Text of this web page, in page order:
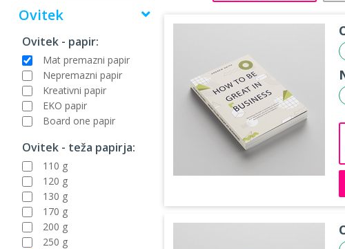
Ovitek
Ovitek - papir:
Mat premazni papir
Nepremazni papir
Kreativni papir
EKO papir
Board one papir
Ovitek - teža papirja:
110 g
120 g
130 g
170 g
200 g
250 g